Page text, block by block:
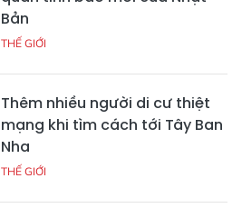
Bản
THẾ GIỚI
Thêm nhiều người di cư thiệt
mạng khi tìm cách tới Tây Ban
Nha
THẾ GIỚI